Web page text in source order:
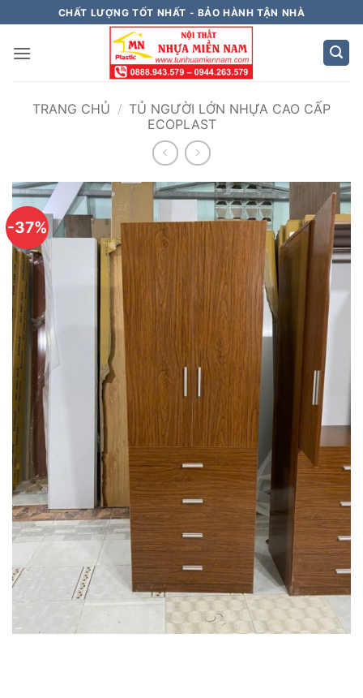
qua
nội
CHẤT LƯỢNG TỐT NHẤT - BẢO HÀNH TẬN NHÀ
TRANG CHỦ / TỦ NGƯỜI LỚN NHỰA CAO CẤP
ECOPLAST
-37%